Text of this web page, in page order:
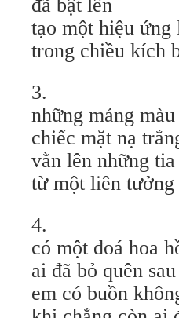
đã bật lên
tạo một hiệu ứng
trong chiều kích
3.
những mảng
chiếc mặt nạ
vằn lên những
từ một liên tưởng
4.
có một đoá hoa
ai đã bỏ quên
em có buồn